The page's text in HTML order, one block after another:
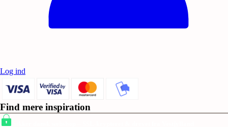
Log ind
Find mere inspiration